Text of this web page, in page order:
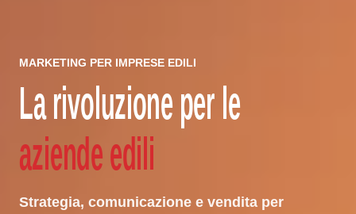
MARKETING PER IMPRESE EDILI
La rivoluzione per le
aziende edili
Strategia, comunicazione e vendita per